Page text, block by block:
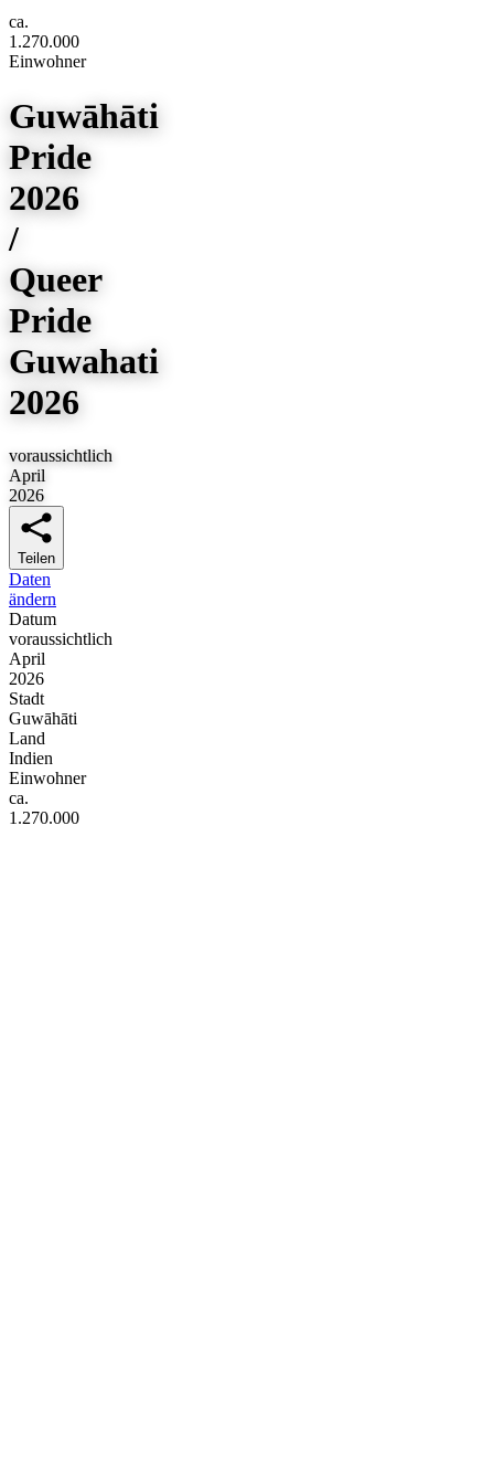
ca.
1.270.000
Einwohner
Guwāhāti
Pride
2026
/
Queer
Pride
Guwahati
2026
voraussichtlich
April
2026
Teilen
Daten
ändern
Datum
voraussichtlich
April
2026
Stadt
Guwāhāti
Land
Indien
Einwohner
ca.
1.270.000